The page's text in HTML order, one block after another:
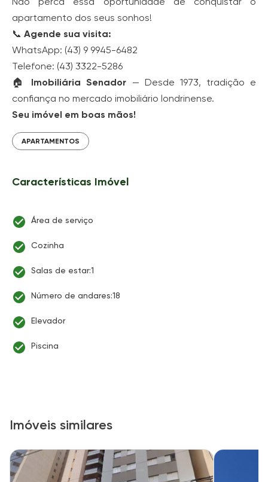
apartamento dos seus sonhos!
📞 Agende sua visita:
WhatsApp: (43) 9 9945-6482
Telefone: (43) 3322-5286
🏠 Imobiliária Senador — Desde 1973, tradição e
confiança no mercado imobiliário londrinense.
Seu imóvel em boas mãos!
APARTAMENTOS
Características Imóvel
Área de serviço
Cozinha
Salas de estar:1
Número de andares:18
Elevador
Piscina
Imóveis similares